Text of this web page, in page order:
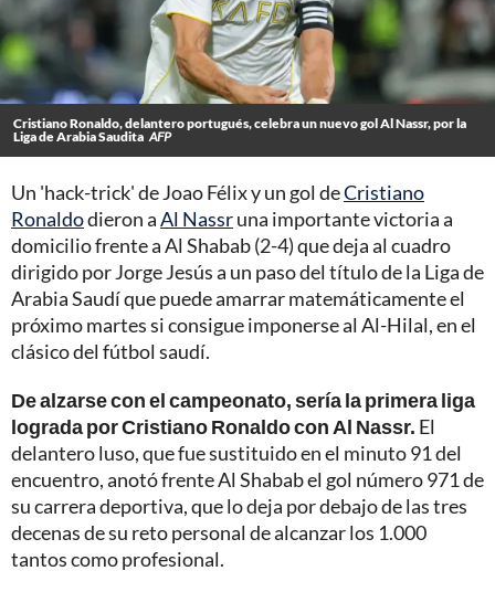
Cristiano Ronaldo, delantero portugués, celebra un nuevo gol Al Nassr, por la
Liga de Arabia Saudita AFP
Un 'hack-trick' de Joao Félix y un gol deCristiano
Ronaldodieron aAl Nassruna importante victoria a
domicilio frente a Al Shabab (2-4) que deja al cuadro
dirigido por Jorge Jesús a un paso del título de la Liga de
Arabia Saudí que puede amarrar matemáticamente el
próximo martes si consigue imponerse al Al-Hilal, en el
clásico del fútbol saudí.
De alzarse con el campeonato, sería la primera liga
lograda por Cristiano Ronaldo con Al Nassr. El
delantero luso, que fue sustituido en el minuto 91 del
encuentro, anotó frente Al Shabab el gol número 971 de
su carrera deportiva, que lo deja por debajo de las tres
decenas de su reto personal de alcanzar los 1.000
tantos como profesional.